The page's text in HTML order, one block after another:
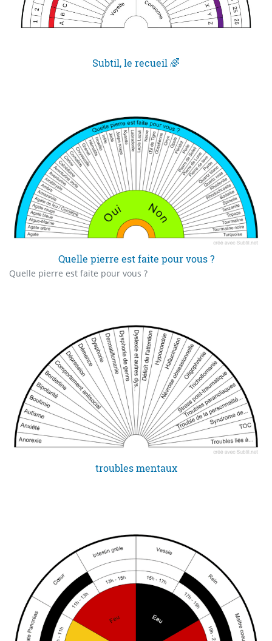
Subtil, le recueil 🌈
Quelle pierre est faite pour vous ?
Quelle pierre est faite pour vous ?
troubles mentaux